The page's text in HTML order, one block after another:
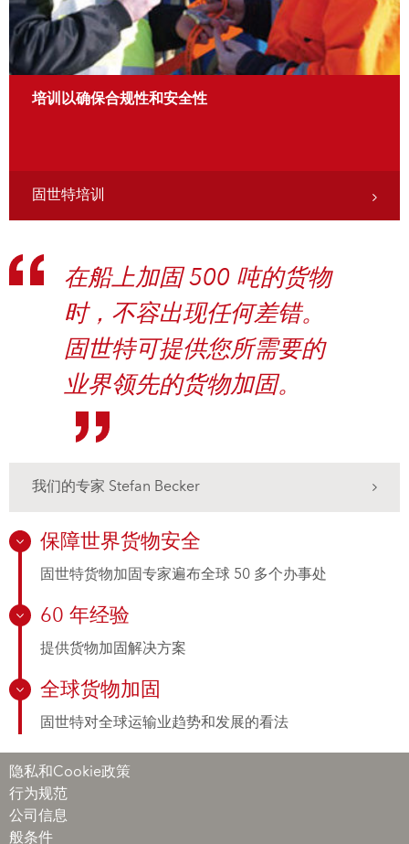
培训以确保合规性和安全性
固世特培训
在船上加固 500 吨的货物
时，不容出现任何差错。
固世特可提供您所需要的
业界领先的货物加固。
我们的专家 Stefan Becker
保障世界货物安全
固世特货物加固专家遍布全球 50 多个办事处
60 年经验
提供货物加固解决方案
全球货物加固
固世特对全球运输业趋势和发展的看法
隐私和Cookie政策
行为规范
公司信息
般条件